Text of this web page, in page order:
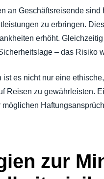
an Geschäftsreisende
zu erbringen.
erhöht.
– das Risiko
ist es nicht nur eine
Reisen zu gewährleisten.
möglichen
zur